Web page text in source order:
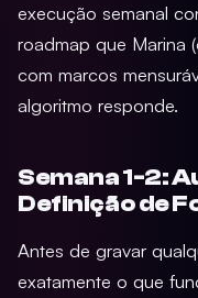
execução semanal
roadmap que Marina
com marcos
algoritmo responde.
Semana 1-2:
Definição de
Antes de gravar
exatamente o que